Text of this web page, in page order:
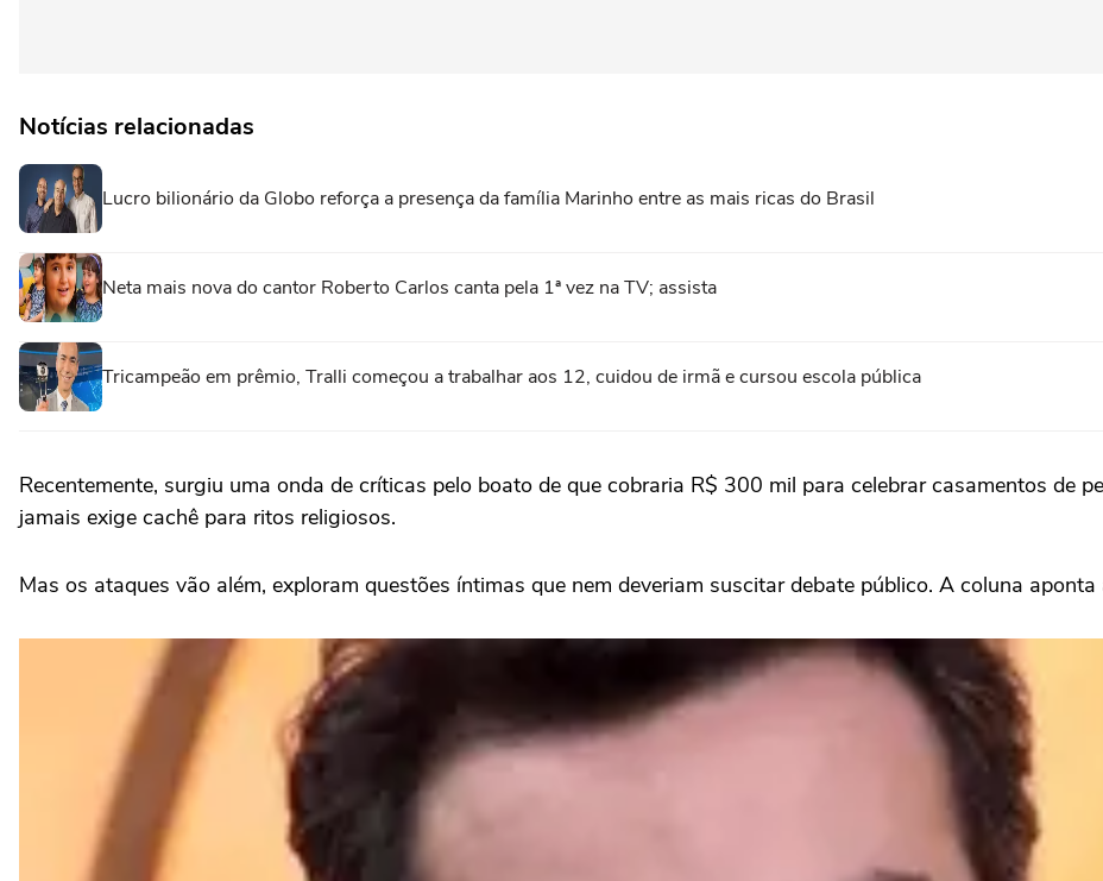
Notícias relacionadas
Lucro bilionário da Globo reforça a presença da família Marinho entre as mais ricas do Brasil
Neta mais nova do cantor Roberto Carlos canta pela 1ª vez na TV; assista
Tricampeão em prêmio, Tralli começou a trabalhar aos 12, cuidou de irmã e cursou escola pública
Recentemente, surgiu uma onda de críticas pelo boato de que cobraria R$ 300 mil para celebrar casamentos de
jamais exige cachê para ritos religiosos.
Mas os ataques vão além, exploram questões íntimas que nem deveriam suscitar debate público. A coluna aponta